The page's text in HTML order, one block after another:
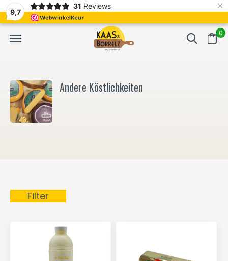
9,7
31 Reviews ×
0
Frisch geschnitten und vakuumverpackt. Meistens Lieferung
Andere Köstlichkeiten
Filter